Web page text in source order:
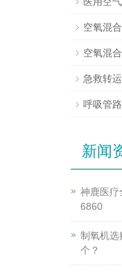
空氧混
空氧混
急救转
呼吸管
新闻
神鹿医疗
6860
制氧机选
个？